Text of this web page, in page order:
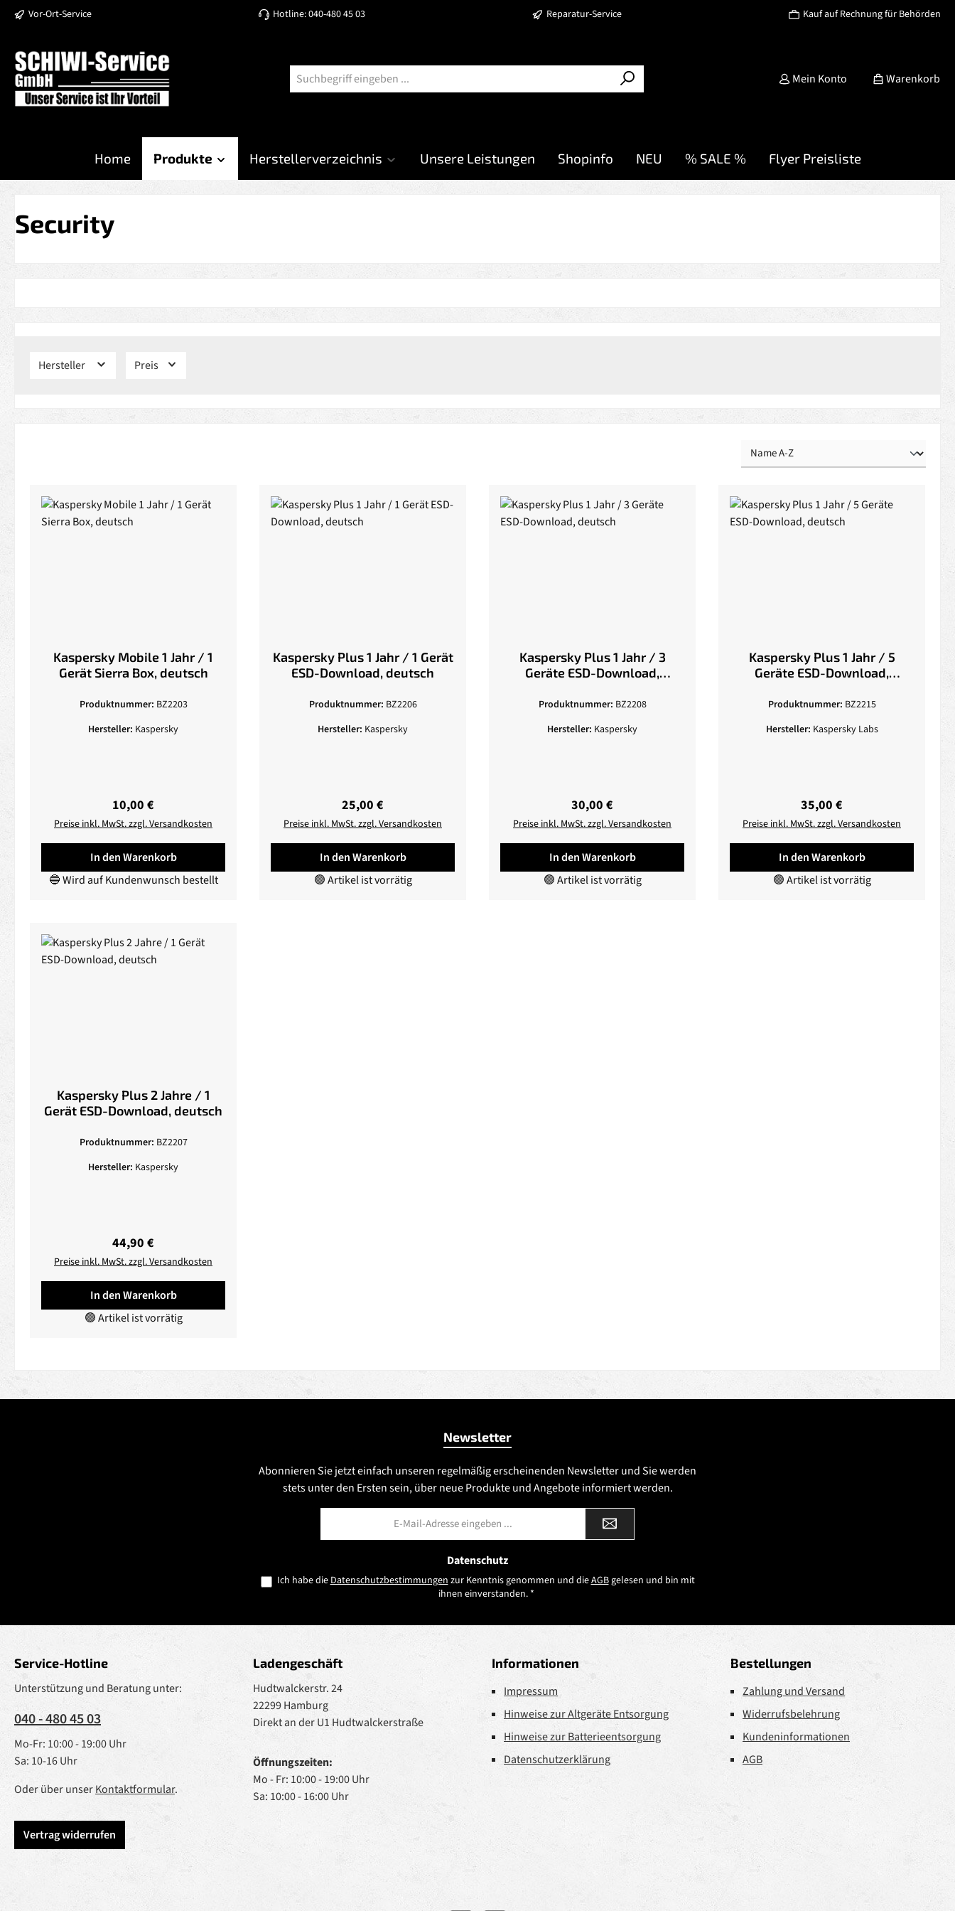
Hauptinhalt springen
Zur Suche springen
Zur Hauptnavigation springen
Vor-Ort-Service Hotline: 040-480 45 03 Reparatur-Service Kauf auf Rechnung für Behörden
Mein Konto Warenkorb
Home Produkte Herstellerverzeichnis Unsere Leistungen Shopinfo NEU % SALE % Flyer Preisliste
Security
Hersteller Preis
Kaspersky Mobile 1 Jahr / 1
Gerät Sierra Box, deutsch
Produktnummer: BZ2203
Hersteller: Kaspersky
Regulärer Preis:
10,00 €
Preise inkl. MwSt. zzgl. Versandkosten
In den Warenkorb
🔵 Wird auf Kundenwunsch bestellt
Kaspersky Plus 1 Jahr / 1 Gerät
ESD-Download, deutsch
Produktnummer: BZ2206
Hersteller: Kaspersky
Regulärer Preis:
25,00 €
Preise inkl. MwSt. zzgl. Versandkosten
In den Warenkorb
🟢 Artikel ist vorrätig
Kaspersky Plus 1 Jahr / 3
Geräte ESD-Download,
Produktnummer: BZ2208
Hersteller: Kaspersky
Regulärer Preis:
30,00 €
Preise inkl. MwSt. zzgl. Versandkosten
In den Warenkorb
🟢 Artikel ist vorrätig
Kaspersky Plus 1 Jahr / 5
Geräte ESD-Download,
Produktnummer: BZ2215
Hersteller: Kaspersky Labs
Regulärer Preis:
35,00 €
Preise inkl. MwSt. zzgl. Versandkosten
In den Warenkorb
🟢 Artikel ist vorrätig
Kaspersky Plus 2 Jahre / 1
Gerät ESD-Download, deutsch
Produktnummer: BZ2207
Hersteller: Kaspersky
Regulärer Preis:
44,90 €
Preise inkl. MwSt. zzgl. Versandkosten
In den Warenkorb
🟢 Artikel ist vorrätig
Newsletter
Abonnieren Sie jetzt einfach unseren regelmäßig erscheinenden Newsletter und Sie werden
stets unter den Ersten sein, über neue Produkte und Angebote informiert werden.
Datenschutz
Ich habe dieDatenschutzbestimmungenzur Kenntnis genommen und dieAGBgelesen und bin mit
ihnen einverstanden. *
Service-Hotline
Unterstützung und Beratung unter:
040 - 480 45 03
Mo-Fr: 10:00 - 19:00 Uhr
Sa: 10-16 Uhr
Oder über unserKontaktformular.
Vertrag widerrufen
Ladengeschäft
Hudtwalckerstr. 24
22299 Hamburg
Direkt an der U1 Hudtwalckerstraße
Öffnungszeiten:
Mo - Fr: 10:00 - 19:00 Uhr
Sa: 10:00 - 16:00 Uhr
Informationen
Impressum
Hinweise zur Altgeräte Entsorgung
Hinweise zur Batterieentsorgung
Datenschutzerklärung
Bestellungen
Zahlung und Versand
Widerrufsbelehrung
Kundeninformationen
AGB